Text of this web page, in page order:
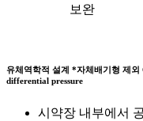
보완
유체역학적 설계 *자체배기형 제외
differential pressure
시약장 내부에서